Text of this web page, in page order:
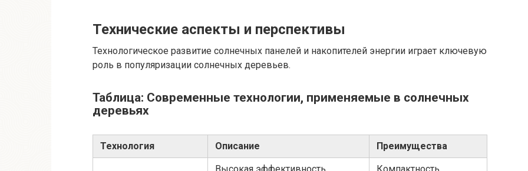
Технические аспекты и перспективы
Технологическое развитие солнечных панелей и накопителей энергии играет ключевую
роль в популяризации солнечных деревьев.
Таблица: Современные технологии, применяемые в солнечных
деревьях
Технология Описание Преимущества